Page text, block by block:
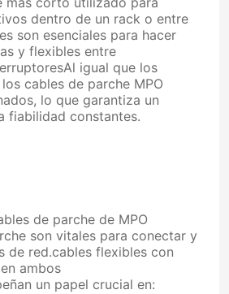
dentro de un rack o entre
son esenciales para hacer
y flexibles entre
igual que los
cables de parche MPO
lo que garantiza un
fiabilidad constantes.
de parche de MPO
son vitales para conectar y
de red.cables flexibles con
ambos
un papel crucial en: